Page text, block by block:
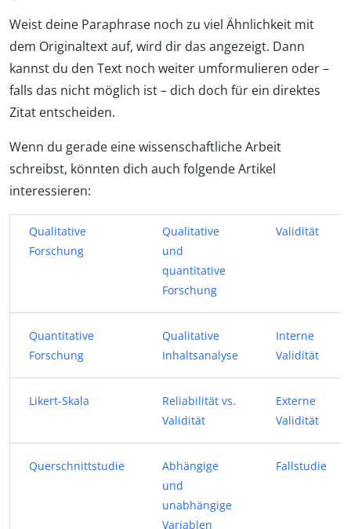
Weist deine Paraphrase noch zu viel Ähnlichkeit mit
dem Originaltext auf, wird dir das angezeigt. Dann
kannst du den Text noch weiter umformulieren oder –
falls das nicht möglich ist – dich doch für ein direktes
Zitat entscheiden.
Wenn du gerade eine wissenschaftliche Arbeit
schreibst, könnten dich auch folgende Artikel
interessieren:
Qualitative
Forschung
Qualitative
und
quantitative
Forschung
Validität
Quantitative
Forschung
Qualitative
Inhaltsanalyse
Interne
Validität
Likert-Skala
Reliabilität vs.
Validität
Externe
Validität
Querschnittstudie
Abhängige
und
unabhängige
Variablen
Fallstudie